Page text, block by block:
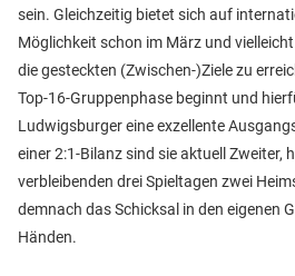
sein. Gleichzeitig bietet sich auf
Möglichkeit schon im März und
die gesteckten (Zwischen-)Ziele zu
Top-16-Gruppenphase beginnt und
Ludwigsburger eine exzellente
einer 2:1-Bilanz sind sie aktuell Zweiter,
verbleibenden drei Spieltagen zwei
demnach das Schicksal in den eigenen
Händen.